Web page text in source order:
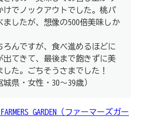
けでノックアウトでした。桃パ
ましたが、想像の500倍美味しか
ろんですが、食べ進めるほどに
出てきて、最後まで飽きずに美
た。ごちそうさまでした！
城県・女性・30～39歳）
GARDEN（ファーマーズガー